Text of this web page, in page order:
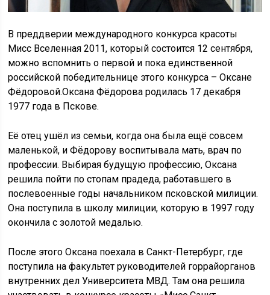
В преддверии международного конкурса красоты
Мисс Вселенная 2011, который состоится 12 сентября,
можно вспомнить о первой и пока единственной
российской победительнице этого конкурса – Оксане
Фёдоровой.Оксана Фёдорова родилась 17 декабря
1977 года в Пскове.
Её отец ушёл из семьи, когда она была ещё совсем
маленькой, и Фёдорову воспитывала мать, врач по
профессии. Выбирая будущую профессию, Оксана
решила пойти по стопам прадеда, работавшего в
послевоенные годы начальником псковской милиции.
Она поступила в школу милиции, которую в 1997 году
окончила с золотой медалью.
После этого Оксана поехала в Санкт-Петербург, где
поступила на факультет руководителей горрайорганов
внутренних дел Университета МВД. Там она решила